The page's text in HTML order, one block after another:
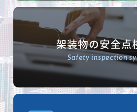
架装物の安全点
Safety inspection